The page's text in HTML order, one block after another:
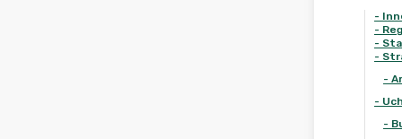
-
-
-
-
-
-
-